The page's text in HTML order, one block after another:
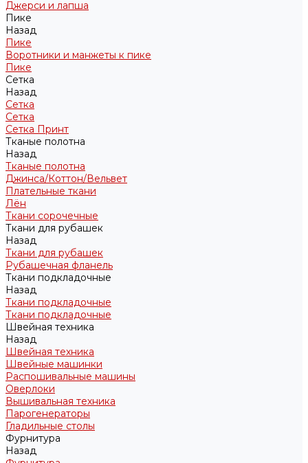
Джерси и лапша
Пике
Назад
Пике
Воротники и манжеты к пике
Пике
Сетка
Назад
Сетка
Сетка
Сетка Принт
Тканые полотна
Назад
Тканые полотна
Джинса/Коттон/Вельвет
Плательные ткани
Лён
Ткани сорочечные
Ткани для рубашек
Назад
Ткани для рубашек
Рубашечная фланель
Ткани подкладочные
Назад
Ткани подкладочные
Ткани подкладочные
Швейная техника
Назад
Швейная техника
Швейные машинки
Распошивальные машины
Оверлоки
Вышивальная техника
Парогенераторы
Гладильные столы
Фурнитура
Назад